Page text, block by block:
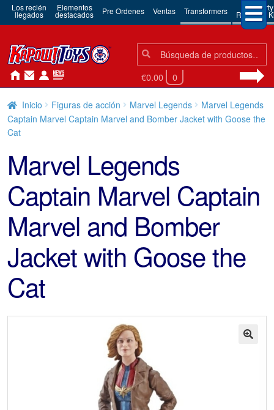
Los recién
llegados
Elementos
destacados Pre Ordenes Ventas Transformers 3rd Party
Robots &
Búsqueda:
Búsqueda
€0.00 0
Inicio Figuras de acción Marvel Legends
Marvel Legends
Captain Marvel Captain Marvel and Bomber Jacket with Goose the
Cat
Marvel Legends
Captain Marvel Captain
Marvel and Bomber
Jacket with Goose the
Cat